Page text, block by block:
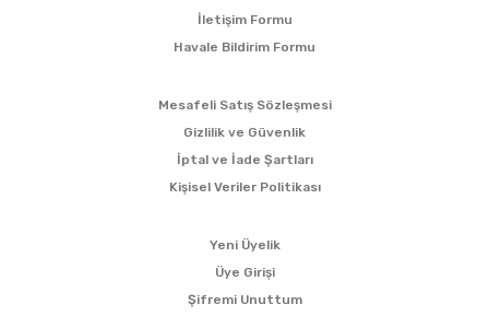
İletişim Formu
Havale Bildirim Formu
Mesafeli Satış Sözleşmesi
Gizlilik ve Güvenlik
İptal ve İade Şartları
Kişisel Veriler Politikası
Yeni Üyelik
Üye Girişi
Şifremi Unuttum